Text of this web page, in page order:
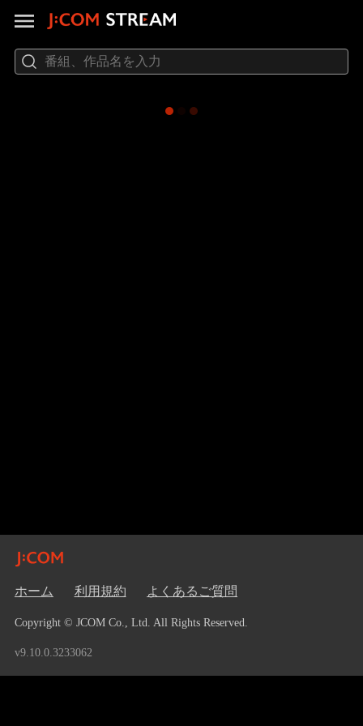
ホーム 利用規約 よくあるご質問
Copyright © JCOM Co., Ltd. All Rights Reserved.
v9.10.0.3233062